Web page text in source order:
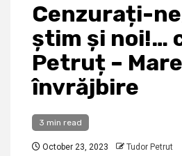
Cenzurați-
știm și noi!…
Petruț –
învrăjbire
3 min read
October 23, 2023 Tudor Petrut